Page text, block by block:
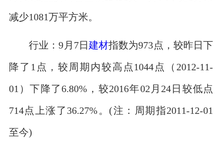
减少1081万平方米。
行业：9月7日 建材指数为973点，较昨日下
降了1点，较周期内较高点1044点（2012-11-
01）下降了6.80%，较2016年02月24日较低点
714点上涨了36.27%。(注：周期指2011-12-01
至今)